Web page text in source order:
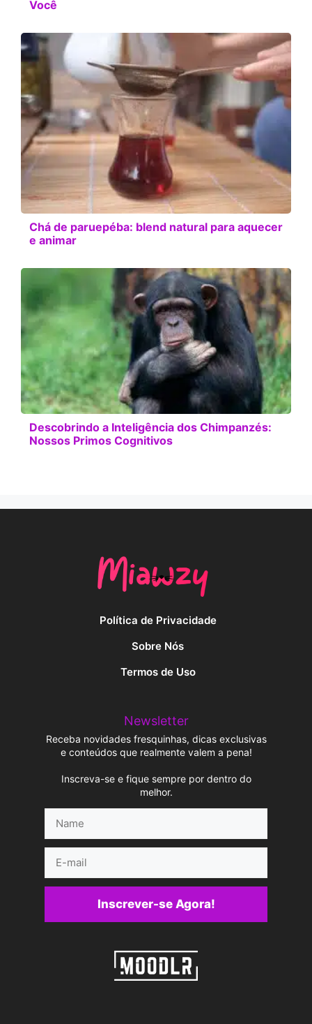
Você
Chá de paruepéba: blend natural para aquecer
e animar
Descobrindo a Inteligência dos Chimpanzés:
Nossos Primos Cognitivos
Política de Privacidade
Sobre Nós
Termos de Uso
Newsletter
Receba novidades fresquinhas, dicas exclusivas
e conteúdos que realmente valem a pena!
Inscreva-se e fique sempre por dentro do
melhor.
mail
Inscrever-se Agora!